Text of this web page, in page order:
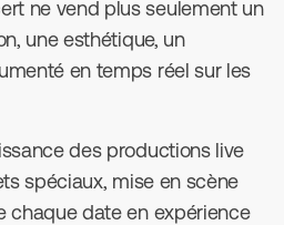
ne vend plus seulement un
une esthétique, un
en temps réel sur les
des productions live
spéciaux, mise en scène
chaque date en expérience